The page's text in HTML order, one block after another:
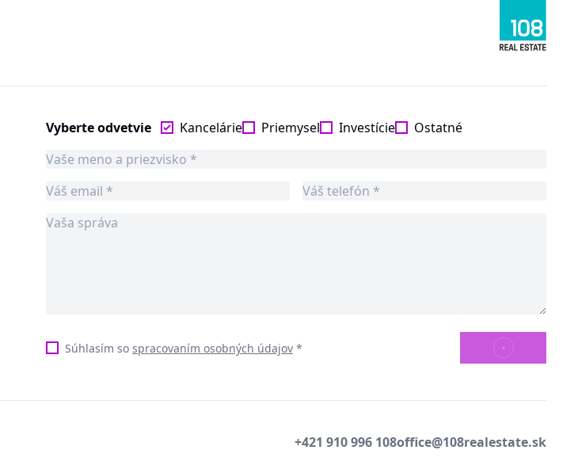
Vyberte odvetvie Kancelárie Priemysel Investície Ostatné
Súhlasím so spracovaním osobných údajov * ODOSLAŤ
+421 910 996 108office@108realestate.sk